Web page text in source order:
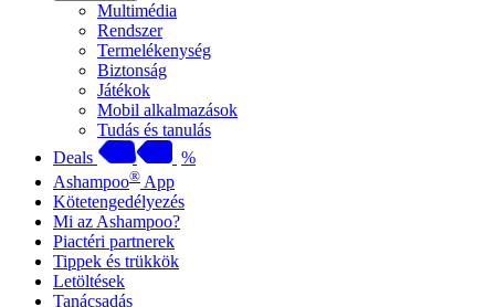
Multimédia
Rendszer
Termelékenység
Biztonság
Játékok
Mobil alkalmazások
Tudás és tanulás
Deals
%
Ashampoo® App
Kötetengedélyezés
Mi az Ashampoo?
Piactéri partnerek
Tippek és trükkök
Letöltések
Tanácsadás